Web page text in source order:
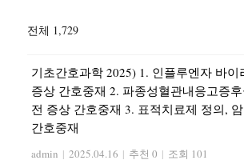
전체 1,729
기초간호과학 2025) 1. 인플루엔자 바이
증상 간호중재 2. 파종성혈관내응고증
전 증상 간호중재 3. 표적치료제 정의,
간호중재
admin | 2025.04.16 | 추천 0 | 조회 101